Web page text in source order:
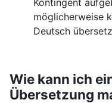
Kontingent
möglicherweise
Deutsch
Wie kann ich
Übersetzung